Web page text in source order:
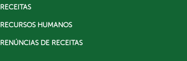
RECEITAS
RECURSOS HUMANOS
RENÚNCIAS DE RECEITAS